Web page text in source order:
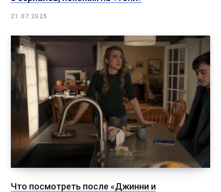
21.07.2025
Что посмотреть после «Джинни и